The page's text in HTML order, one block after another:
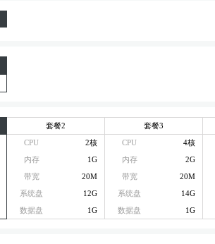
套餐2
CPU
2核
内存
1G
带宽
20M
系统盘
12G
数据盘
1G
套餐3
CPU
4核
内存
2G
带宽
20M
系统盘
14G
数据盘
1G